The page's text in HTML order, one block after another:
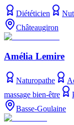
Diététicien
Châteaugiron
Amélia Lemire
Naturopathe
massage bien-être
Basse-Goulaine